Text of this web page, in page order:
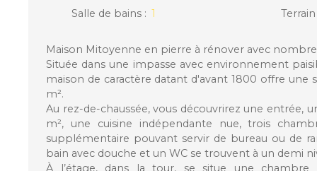
Salle de bains : 1 Terrain
Maison Mitoyenne en pierre à rénover avec
Située dans une impasse avec environnement
maison de caractère datant d'avant 1800 offre une
m².
Au rez-de-chaussée, vous découvrirez une entrée,
m², une cuisine indépendante nue, trois
supplémentaire pouvant servir de bureau ou de
bain avec douche et un WC se trouvent à un demi
À l’étage, dans la tour, se situe une